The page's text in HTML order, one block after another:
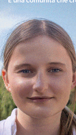
Scomparso
Fiorentino
Levane nel
Cronaca 4 Agosto
Un anno fa
Gianni,
processo, lo